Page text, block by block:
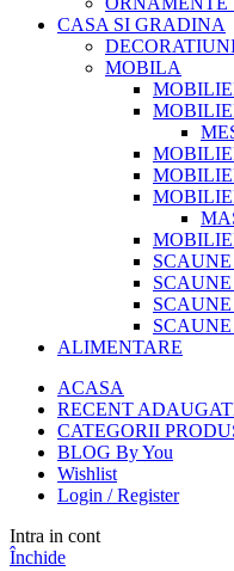
CASA SI GRADINA
MOBILA
ALIMENTARE
ACASA
RECENT
CATEGORII
BLOG By You
Wishlist
Login / Register
Intra in cont
Închide